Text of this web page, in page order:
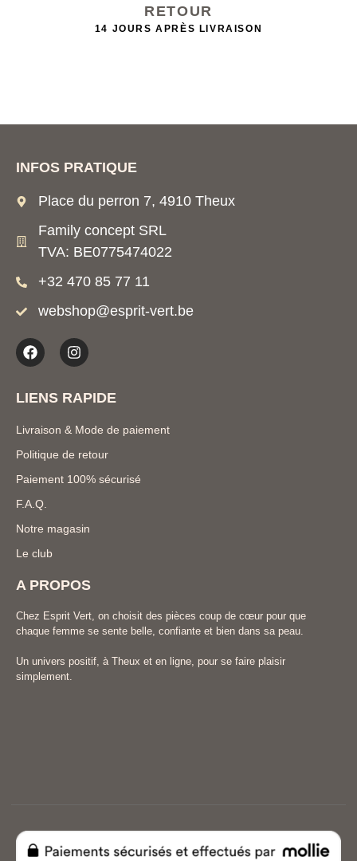
RETOUR
14 JOURS APRÈS LIVRAISON
INFOS PRATIQUE
Place du perron 7, 4910 Theux
Family concept SRL
TVA: BE0775474022
+32 470 85 77 11
webshop@esprit-vert.be
LIENS RAPIDE
Livraison & Mode de paiement
Politique de retour
Paiement 100% sécurisé
F.A.Q.
Notre magasin
Le club
A PROPOS
Chez Esprit Vert, on choisit des pièces coup de cœur pour que
chaque femme se sente belle, confiante et bien dans sa peau.
Un univers positif, à Theux et en ligne, pour se faire plaisir
simplement.